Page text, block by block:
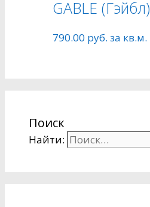
GABLE (Гэйбл)
790.00 руб. за кв.м.
Поиск
Найти: